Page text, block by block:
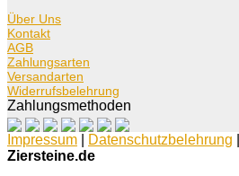
Über Uns
Kontakt
AGB
Zahlungsarten
Versandarten
Widerrufsbelehrung
Zahlungsmethoden
Impressum Datenschutzbelehrung
Ziersteine.de